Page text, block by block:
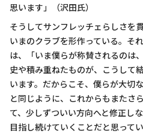
思います」（沢田氏）
そうしてサンフレッチェらしさを
いまのクラブを形作っている。そ
は、「いま僕らが称賛されるのは
史や積み重ねたものが、こうして
います。だからこそ、僕らが大切
と同じように、これからもまたさ
て、少しずついい方向へと修正し
目指し続けていくことだと思って